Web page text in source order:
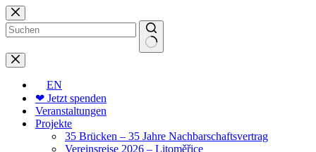
Zum
Inhalt
springen
Keine
Ergebnisse
EN
❤ Jetzt spenden
Veranstaltungen
Projekte
35 Brücken – 35 Jahre Nachbarschaftsvertrag
Vereinsreise 2026 – Litoměřice